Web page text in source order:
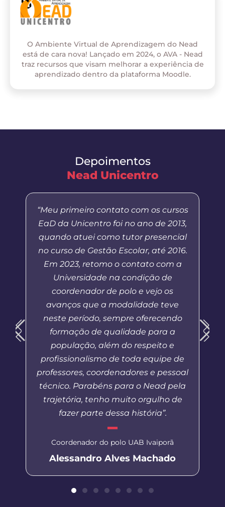
O Ambiente Virtual de Aprendizagem do Nead
está de cara nova! Lançado em 2024, o AVA - Nead
traz recursos que visam melhorar a experiência de
aprendizado dentro da plataforma Moodle.
Depoimentos
Nead Unicentro
“Meu primeiro contato com os cursos
EaD da Unicentro foi no ano de 2013,
quando atuei como tutor presencial
no curso de Gestão Escolar, até 2016.
Em 2023, retomo o contato com a
Universidade na condição de
coordenador de polo e vejo os
avanços que a modalidade teve
neste período, sempre oferecendo
formação de qualidade para a
população, além do respeito e
profissionalismo de toda equipe de
professores, coordenadores e pessoal
técnico. Parabéns para o Nead pela
trajetória, tenho muito orgulho de
fazer parte dessa história”.
Coordenador do polo UAB Ivaiporã
Alessandro Alves Machado